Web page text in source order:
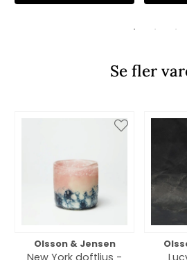
Se fler
Olsson & Jensen
New York doftljus -